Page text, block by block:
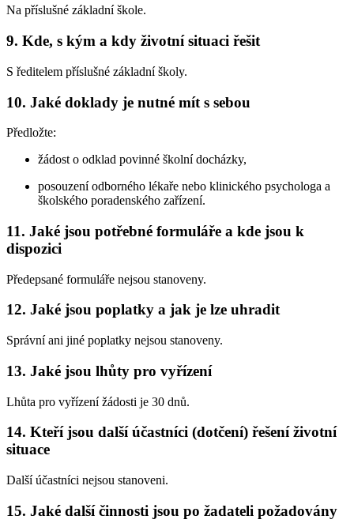
Na příslušné základní škole.
9. Kde, s kým a kdy životní situaci řešit
S ředitelem příslušné základní školy.
10. Jaké doklady je nutné mít s sebou
Předložte:
žádost o odklad povinné školní docházky,
posouzení odborného lékaře nebo klinického psychologa a
školského poradenského zařízení.
11. Jaké jsou potřebné formuláře a kde jsou k
dispozici
Předepsané formuláře nejsou stanoveny.
12. Jaké jsou poplatky a jak je lze uhradit
Správní ani jiné poplatky nejsou stanoveny.
13. Jaké jsou lhůty pro vyřízení
Lhůta pro vyřízení žádosti je 30 dnů.
14. Kteří jsou další účastníci (dotčení) řešení životní
situace
Další účastníci nejsou stanoveni.
15. Jaké další činnosti jsou po žadateli požadovány